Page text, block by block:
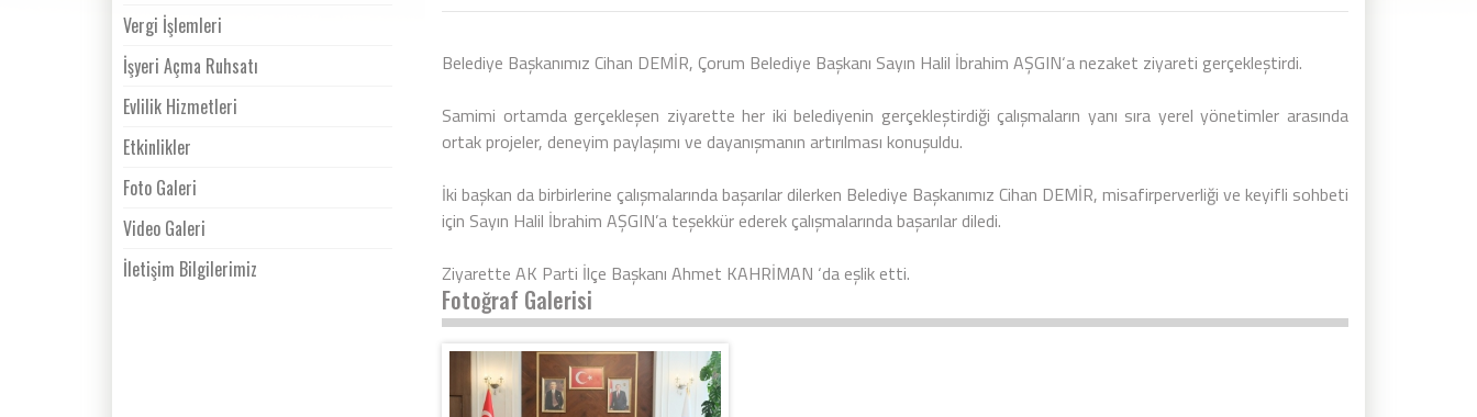
Vergi İşlemleri
İşyeri Açma Ruhsatı
Evlilik Hizmetleri
Etkinlikler
Foto Galeri
Video Galeri
İletişim Bilgilerimiz
Belediye Başkanımız Cihan DEMİR, Çorum Belediye Başkanı Sayın Halil İbrahim AŞGIN‘a nezaket ziyareti gerçekleştirdi.
Samimi ortamda gerçekleşen ziyarette her iki belediyenin gerçekleştirdiği çalışmaların yanı sıra yerel yönetimler arasında
ortak projeler, deneyim paylaşımı ve dayanışmanın artırılması konuşuldu.
İki başkan da birbirlerine çalışmalarında başarılar dilerken Belediye Başkanımız Cihan DEMİR, misafirperverliği ve keyifli sohbeti
için Sayın Halil İbrahim AŞGIN’a teşekkür ederek çalışmalarında başarılar diledi.
Ziyarette AK Parti İlçe Başkanı Ahmet KAHRİMAN ‘da eşlik etti.
Fotoğraf Galerisi